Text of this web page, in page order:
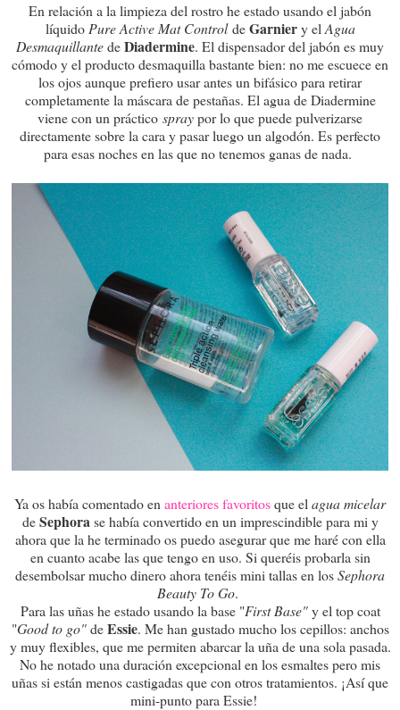
En relación a la limpieza del rostro he estado usando el jabón
líquidoPure Active Mat ControldeGarniery elAgua
DesmaquillantedeDiadermine. El dispensador del jabón es muy
cómodo y el producto desmaquilla bastante bien: no me escuece en
los ojos aunque prefiero usar antes un bifásico para retirar
completamente la máscara de pestañas. El agua de Diadermine
viene con un práctico spraypor lo que puede pulverizarse
directamente sobre la cara y pasar luego un algodón. Es perfecto
para esas noches en las que no tenemos ganas de nada.
Ya os había comentado en anteriores favoritosque el agua micelar
deSephorase había convertido en un imprescindible para mi y
ahora que la he terminado os puedo asegurar que me haré con ella
en cuanto acabe las que tengo en uso. Si queréis probarla sin
desembolsar mucho dinero ahora tenéis mini tallas en losSephora
Beauty To Go.
Para las uñas he estado usando la base "First Base"y el top coat
"Good to go"deEssie. Me han gustado mucho los cepillos: anchos
y muy flexibles, que me permiten abarcar la uña de una sola pasada.
No he notado una duración excepcional en los esmaltes pero mis
uñas si están menos castigadas que con otros tratamientos. ¡Así que
mini-punto para Essie!